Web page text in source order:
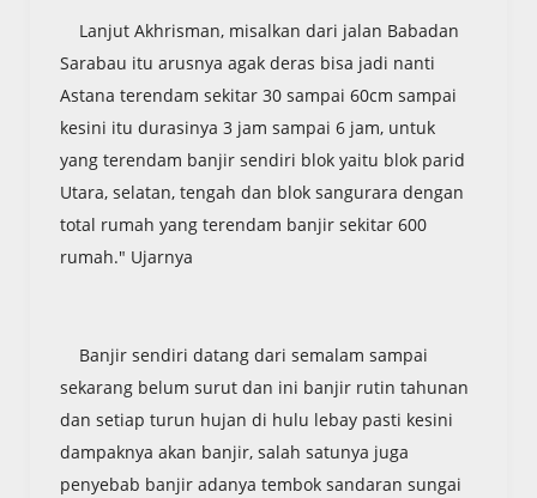
Lanjut Akhrisman, misalkan dari jalan Babadan
Sarabau itu arusnya agak deras bisa jadi nanti
Astana terendam sekitar 30 sampai 60cm sampai
kesini itu durasinya 3 jam sampai 6 jam, untuk
yang terendam banjir sendiri blok yaitu blok parid
Utara, selatan, tengah dan blok sangurara dengan
total rumah yang terendam banjir sekitar 600
rumah." Ujarnya
Banjir sendiri datang dari semalam sampai
sekarang belum surut dan ini banjir rutin tahunan
dan setiap turun hujan di hulu lebay pasti kesini
dampaknya akan banjir, salah satunya juga
penyebab banjir adanya tembok sandaran sungai